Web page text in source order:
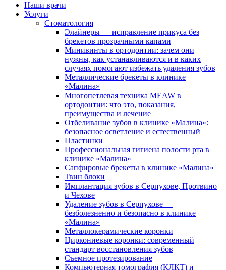
Наши врачи
Услуги
Стоматология
Элайнеры — исправление прикуса без
брекетов прозрачными капами
Минивинты в ортодонтии: зачем они
нужны, как устанавливаются и в каких
случаях помогают избежать удаления зубов
Металлические брекеты в клинике
«Малина»
Многопетлевая техника MEAW в
ортодонтии: что это, показания,
преимущества и лечение
Отбеливание зубов в клинике «Малина»:
безопасное осветление и естественный
Пластинки
Профессиональная гигиена полости рта в
клинике «Малина»
Сапфировые брекеты в клинике «Малина»
Твин блоки
Имплантация зубов в Серпухове, Протвино
и Чехове
Удаление зубов в Серпухове —
безболезненно и безопасно в клинике
«Малина»
Металлокерамические коронки
Циркониевые коронки: современный
стандарт восстановления зубов
Съемное протезирование
Компьютерная томография (КЛКТ) и